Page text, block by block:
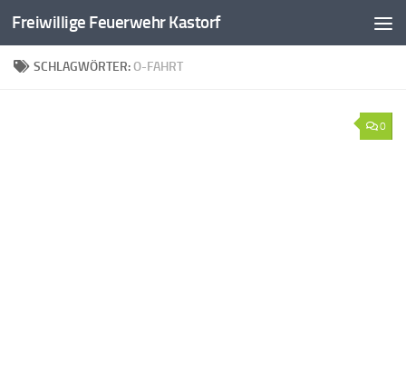
Zum Inhalt springen
Freiwillige Feuerwehr Kastorf
SCHLAGWÖRTER:O-FAHRT
0